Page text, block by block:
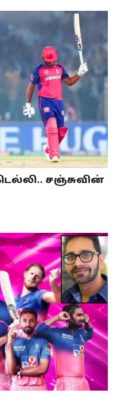
சஞ்சுவின்